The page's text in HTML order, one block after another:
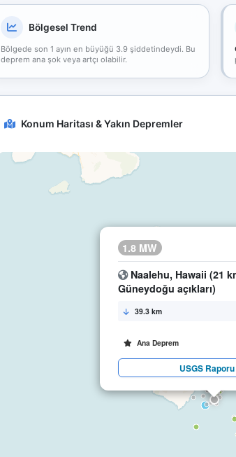
Bölgesel Trend
Bölgede son 1 ayın en büyüğü 3.9 şiddetindeydi. Bu
deprem ana şok veya artçı olabilir.
Konum Haritası & Yakın Depremler
1.8 MW
Naalehu, Hawaii (21
Güneydoğu açıkları)
39.3 km
Ana Deprem
USGS Raporu